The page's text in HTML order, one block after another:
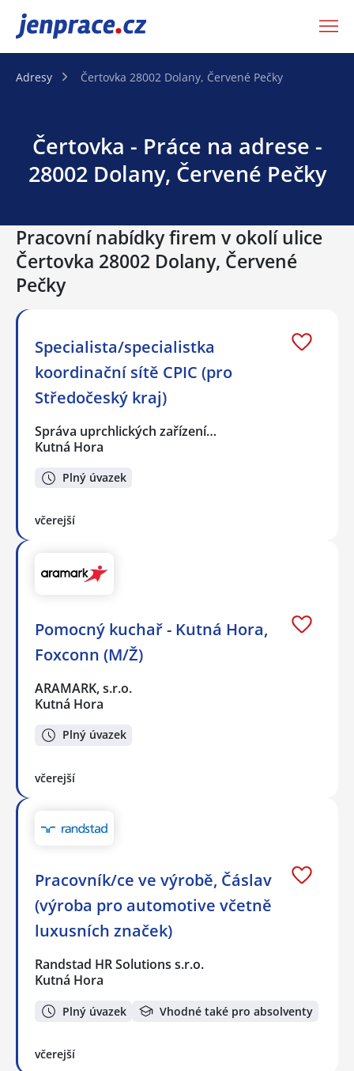
JenPráce.cz
Adresy Čertovka 28002 Dolany, Červené Pečky
Čertovka - Práce na adrese -
28002 Dolany, Červené Pečky
Pracovní nabídky firem v okolí ulice
Čertovka 28002 Dolany, Červené
Pečky
Specialista/specialistka
koordinační sítě CPIC (pro
Středočeský kraj)
Správa uprchlických zařízení…
Kutná Hora
Plný úvazek
včerejší
Pomocný kuchař - Kutná Hora,
Foxconn (M/Ž)
ARAMARK, s.r.o.
Kutná Hora
Plný úvazek
včerejší
Pracovník/ce ve výrobě, Čáslav
(výroba pro automotive včetně
luxusních značek)
Randstad HR Solutions s.r.o.
Kutná Hora
Plný úvazek Vhodné také pro absolventy
včerejší